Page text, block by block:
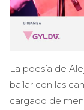
La poesía de
bailar con las
cargado de